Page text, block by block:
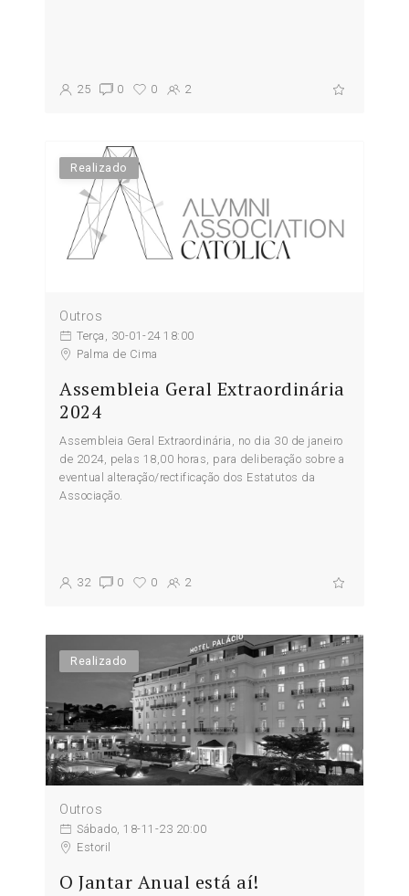
25 0 0 2
Realizado
Outros
Terça, 30-01-24 18:00
Palma de Cima
Assembleia Geral Extraordinária
2024
Assembleia Geral Extraordinária, no dia 30 de janeiro
de 2024, pelas 18,00 horas, para deliberação sobre a
eventual alteração/rectificação dos Estatutos da
Associação.
32 0 0 2
Realizado
Outros
Sábado, 18-11-23 20:00
Estoril
O Jantar Anual está aí!